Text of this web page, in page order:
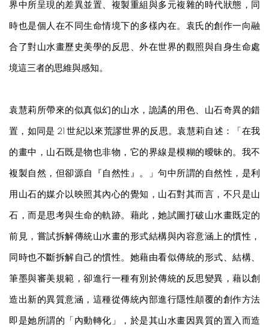
界中所呈現的差異並置、複製重組與多元複雜的時代狀態，同
時也是個人在不同生命情境下的多樣內在。袁氏的創作一向融
合了對山水畫歷史美學的反思、外在世界的觀照與自身生命處
境這三者的思維與感知。
袁慧莉所帶來的似真似幻的山水，詭譎的用色、山石奇異的錯
置，如同是 21 世紀以來荒謬世界的反思。袁慧莉自述：「在我
的畫中，山石既是物也非物，它的界線是模糊的曖昧的。我不
複製自然，但卻源自『自然性』。」句中所謂的自然性，是利
用山石的媒介以映照其內心的覺知，山石對其而言，不只是山
石，而是思考與生命的軌跡。藉此，她試圖打破山水畫既定的
前見，嘗試拆解傳統山水畫的形式結構與內容意涵上的慣性，
同時也不斷拆解自己的慣性。她藉由看似傳統的形式、結構、
筆墨與審美規範，卻進行一種有別於傳統的反思變異，藉以創
造出新的異質意涵，這種從傳統內部進行隱性顛覆的創作方法
即是她所謂的「內動轉化」，於是其山水畫因異質的置入而造